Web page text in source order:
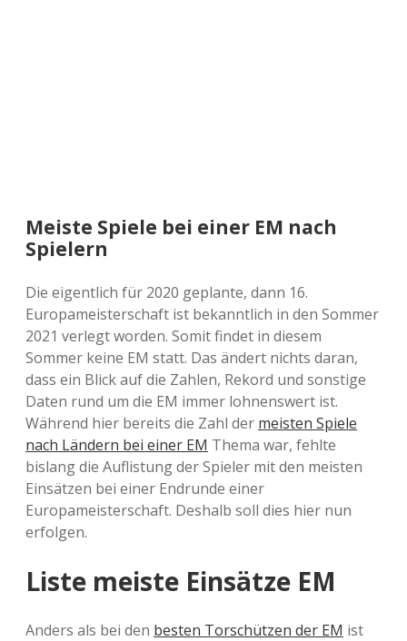
Meiste Spiele bei einer EM nach
Spielern
Die eigentlich für 2020 geplante, dann 16.
Europameisterschaft ist bekanntlich in den Sommer
2021 verlegt worden. Somit findet in diesem
Sommer keine EM statt. Das ändert nichts daran,
dass ein Blick auf die Zahlen, Rekord und sonstige
Daten rund um die EM immer lohnenswert ist.
Während hier bereits die Zahl der meisten Spiele
nach Ländern bei einer EM Thema war, fehlte
bislang die Auflistung der Spieler mit den meisten
Einsätzen bei einer Endrunde einer
Europameisterschaft. Deshalb soll dies hier nun
erfolgen.
Liste meiste Einsätze EM
Anders als bei den besten Torschützen der EM ist